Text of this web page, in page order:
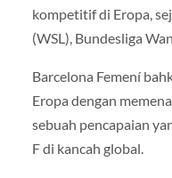
kompetitif di Eropa,
(WSL), Bundesliga
Barcelona Femení
Eropa dengan
sebuah pencapaian
F di kancah global.